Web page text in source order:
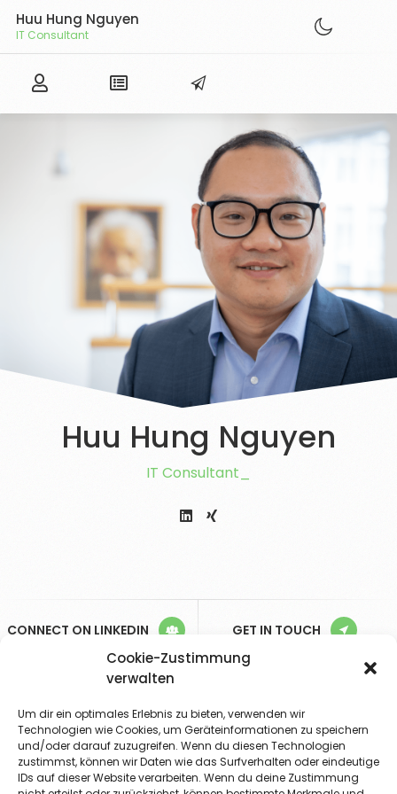
Cookie-Zustimmung
verwalten
Um dir ein optimales Erlebnis zu bieten, verwenden wir
Technologien wie Cookies, um Geräteinformationen zu speichern
und/oder darauf zuzugreifen. Wenn du diesen Technologien
zustimmst, können wir Daten wie das Surfverhalten oder eindeutige
IDs auf dieser Website verarbeiten. Wenn du deine Zustimmung
Huu Hung Nguyen
IT Consultant
Huu Hung Nguyen
IT Consultant
CONNECT ON LINKEDIN GET IN TOUCH
NothingFound
It seems we can’t find what you’re looking for.